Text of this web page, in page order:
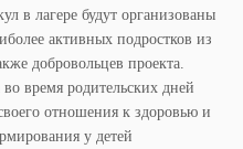
в лагере будут организованы
активных подростков из
добровольцев проекта.
время родительских дней
отношения к здоровью и
у детей